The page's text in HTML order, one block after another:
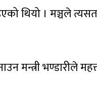
थियो । मञ्चले
मन्त्री भण्डारीले